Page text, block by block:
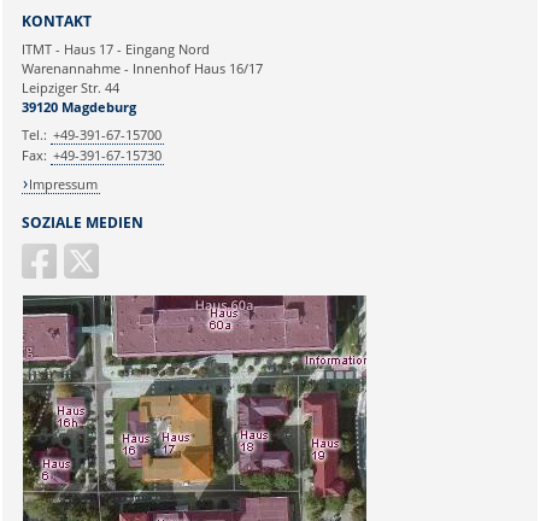
Klinische und
Betriebswirtschaftliche
Applikationen
Ihre E-Mailadresse:
Ihr Anliegen:
SOZIALE MEDIEN
KONTAKT
ITMT - Haus 17 - Eingang Nord
Warenannahme - Innenhof Haus 16/17
Leipziger Str. 44
39120 Magdeburg
Tel.: +49-391-67-15700
Fax: +49-391-67-15730
Impressum